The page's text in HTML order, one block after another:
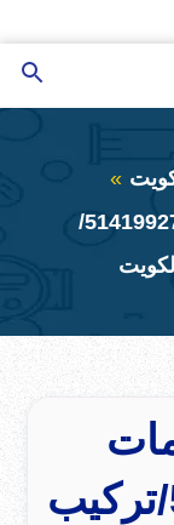
مروحة تهوية الحمامات بالكويت/51419927/
بالكويت/51419927/تركيب